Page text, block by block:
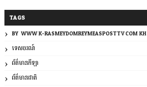
TAGS
BY: WWW.K-RASMEYDOMREYMEASPOSTTV.COM.KH
ទេសចរណ៍
ព័ត៌មានកីឡា
ព័ត៌មានជាតិ